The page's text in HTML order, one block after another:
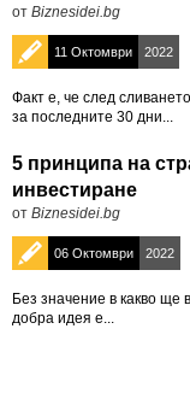
от Biznesidei.bg
11 Октомври 2022
Факт е, че след
за последните 30 дни...
5 принципа на
инвестиране
от Biznesidei.bg
06 Октомври 2022
Без значение в какво ще
добра идея е...